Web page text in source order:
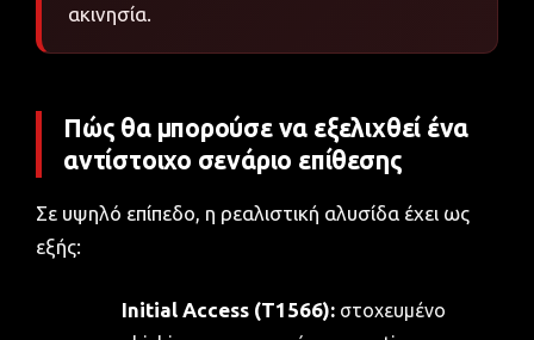
ακινησία.
Πώς θα μπορούσε να εξελιχθεί ένα
αντίστοιχο σενάριο επίθεσης
Σε υψηλό επίπεδο, η ρεαλιστική αλυσίδα έχει ως
εξής:
Initial Access (T1566):στοχευμένο